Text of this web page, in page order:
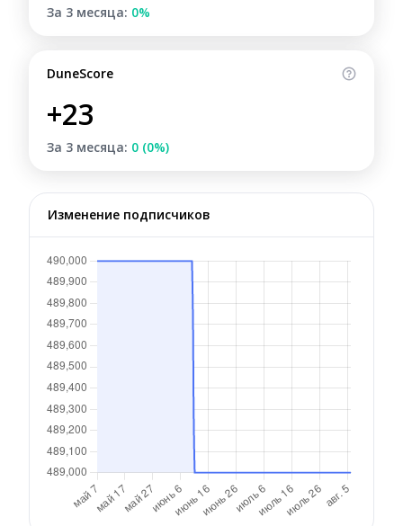
За 3 месяца: 0%
DuneScore
+23
За 3 месяца: 0 (0%)
Изменение подписчиков